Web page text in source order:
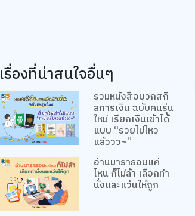
เรื่องที่น่าสนใจอื่นๆ
รวมหนังสือบวกสกิ
ลการเงิน ฉบับคนรุ่น
ใหม่ เรียกเงินเข้าได้
แบบ “รวยไม่ไหว
แล้ววว~”
อ่านมาราธอนแค่
ไหน ก็ไม่ล้า เลือกท่า
นั่งและแว่นให้ถูก